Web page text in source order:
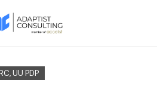
UU PDP